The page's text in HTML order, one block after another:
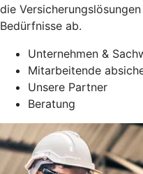
die
Bedürfnisse ab.
Unternehmen &
Mitarbeitende
Unsere Partner
Beratung